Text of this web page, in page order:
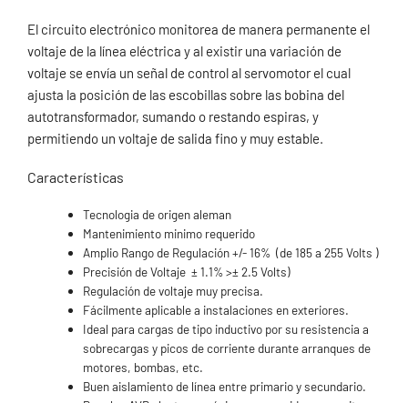
El circuito electrónico monitorea de manera permanente el
voltaje de la línea eléctrica y al existir una variación de
voltaje se envía un señal de control al servomotor el cual
ajusta la posición de las escobillas sobre las bobina del
autotransformador, sumando o restando espiras, y
permitiendo un voltaje de salida fino y muy estable.
Características
Tecnologia de origen aleman
Mantenimiento minimo requerido
Amplio Rango de Regulación +/- 16% (de 185 a 255 Volts )
Precisión de Voltaje ± 1.1% >± 2.5 Volts)
Regulación de voltaje muy precisa.
Fácilmente aplicable a instalaciones en exteriores.
Ideal para cargas de tipo inductivo por su resistencia a
sobrecargas y picos de corriente durante arranques de
motores, bombas, etc.
Buen aislamiento de línea entre primario y secundario.